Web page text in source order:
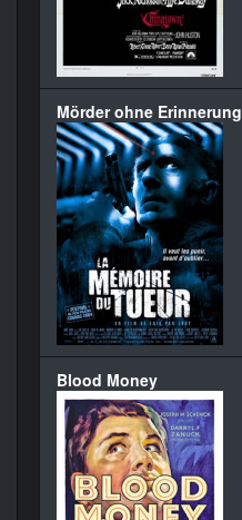
Mörder ohne Erinnerung
Blood Money